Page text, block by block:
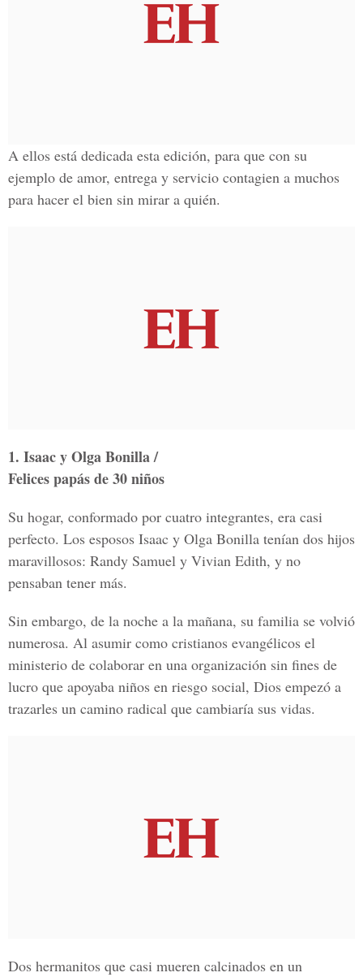
A ellos está dedicada esta edición, para que con su
ejemplo de amor, entrega y servicio contagien a muchos
para hacer el bien sin mirar a quién.
1. Isaac y Olga Bonilla /
Felices papás de 30 niños
Su hogar, conformado por cuatro integrantes, era casi
perfecto. Los esposos Isaac y Olga Bonilla tenían dos hijos
maravillosos: Randy Samuel y Vivian Edith, y no
pensaban tener más.
Sin embargo, de la noche a la mañana, su familia se volvió
numerosa. Al asumir como cristianos evangélicos el
ministerio de colaborar en una organización sin fines de
lucro que apoyaba niños en riesgo social, Dios empezó a
trazarles un camino radical que cambiaría sus vidas.
Dos hermanitos que casi mueren calcinados en un